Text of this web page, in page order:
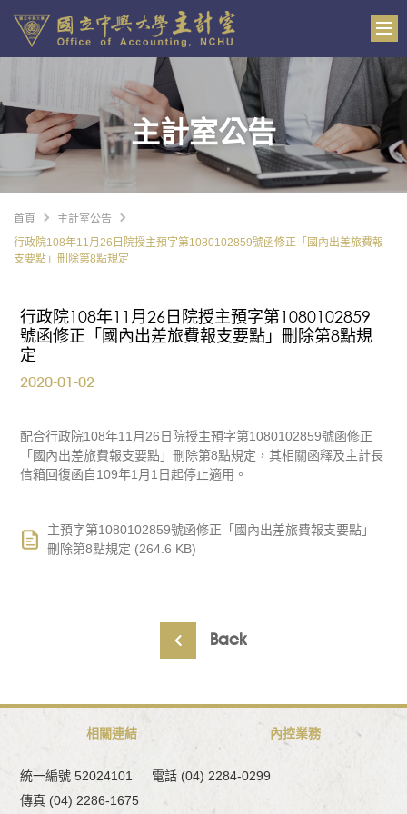
主計室公告
首頁
主計室公告
行政院108年11月26日院授主預字第1080102859號函修正「國內出差旅費報
支要點」刪除第8點規定
行政院108年11月26日院授主預字第1080102859
號函修正「國內出差旅費報支要點」刪除第8點規
定
2020-01-02
配合行政院108年11月26日院授主預字第1080102859號函修正
「國內出差旅費報支要點」刪除第8點規定，其相關函釋及主計長
信箱回復函自109年1月1日起停止適用。
主預字第1080102859號函修正「國內出差旅費報支要點」
刪除第8點規定 (264.6 KB)
Back
相關連結 內控業務
統一編號 52024101
電話 (04) 2284-0299
傳真 (04) 2286-1675